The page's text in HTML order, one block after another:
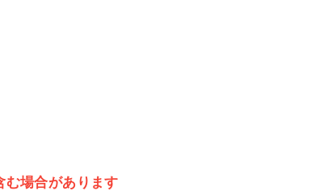
場合があります